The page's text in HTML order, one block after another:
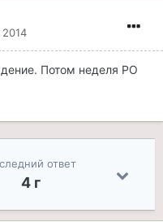
2014
Потом неделя РО
ответ
4 г